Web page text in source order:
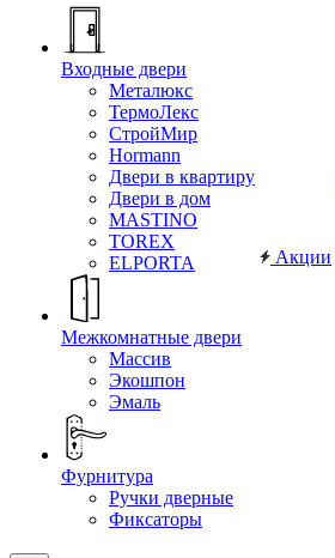
Входные двери
Металюкс
ТермоЛекс
СтройМир
Hormann
Двери в квартиру
Двери в дом
MASTINO
TOREX
ELPORTA
Межкомнатные двери
Массив
Экошпон
Эмаль
Фурнитура
Ручки дверные
Фиксаторы
Акции